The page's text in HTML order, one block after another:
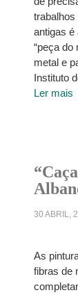
antigas é
“peça do
metal e
Instituto
Ler mais
30 ABRIL,
As
fibras de